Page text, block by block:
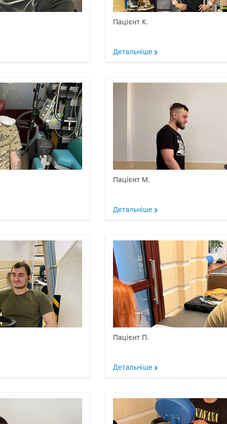
Пацієнт К.
Детальніше
Пацієнт М.
Детальніше
Пацієнт П.
Детальніше